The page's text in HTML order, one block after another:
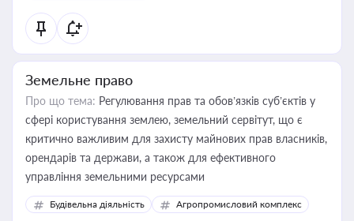
Земельне право
Про що тема: Регулювання прав та обов’язків суб’єктів у
сфері користування землею, земельний сервітут, що є
критично важливим для захисту майнових прав власників,
орендарів та держави, а також для ефективного
управління земельними ресурсами
Будівельна діяльність Агропромисловий комплекс